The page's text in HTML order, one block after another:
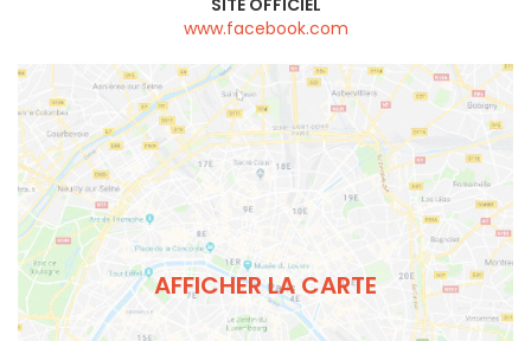
SITE OFFICIEL
www.facebook.com
AFFICHER LA CARTE